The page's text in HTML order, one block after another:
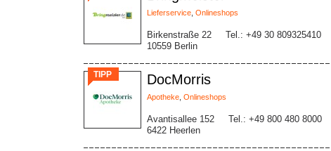
Lieferservice Onlineshops
Birkenstraße 22
10559 Berlin
Tel.: +49 30 809325410
TIPP DocMorris
Apotheke Onlineshops
Avantisallee 152
6422 Heerlen
Tel.: +49 800 480 8000